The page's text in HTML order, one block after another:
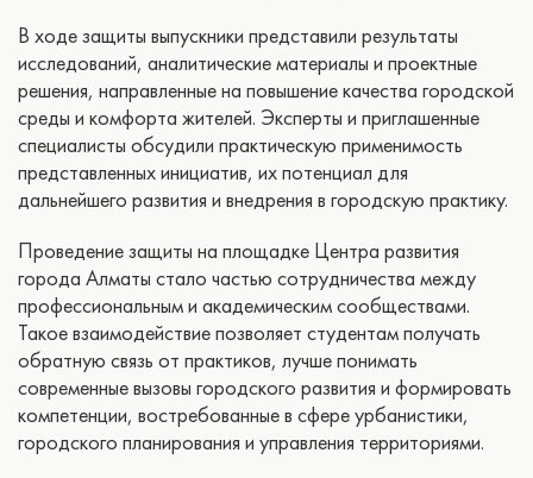
В ходе защиты выпускники представили результаты
исследований, аналитические материалы и проектные
решения, направленные на повышение качества городской
среды и комфорта жителей. Эксперты и приглашенные
специалисты обсудили практическую применимость
представленных инициатив, их потенциал для
дальнейшего развития и внедрения в городскую практику.
Проведение защиты на площадке Центра развития
города Алматы стало частью сотрудничества между
профессиональным и академическим сообществами.
Такое взаимодействие позволяет студентам получать
обратную связь от практиков, лучше понимать
современные вызовы городского развития и формировать
компетенции, востребованные в сфере урбанистики,
городского планирования и управления территориями.